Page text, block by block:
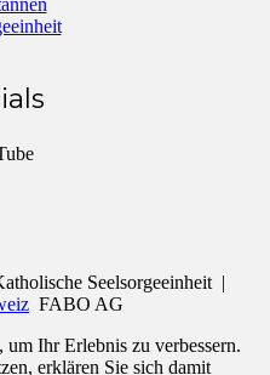
Seelsorgeeinheit |
FABO AG
Ihr Erlebnis zu verbessern.
erklären Sie sich damit